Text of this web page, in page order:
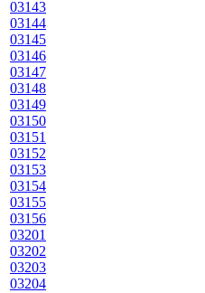
03143
03144
03145
03146
03147
03148
03149
03150
03151
03152
03153
03154
03155
03156
03201
03202
03203
03204